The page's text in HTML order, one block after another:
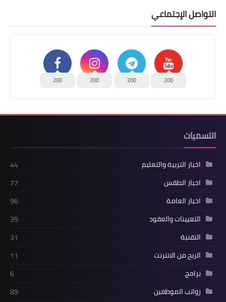
التواصل الإجتماعي
200
200
200
200
التسميات
اخبار التربية والتعليم
44
اخبار الطقس
77
اخبار العامة
96
التعيينات والعقود
39
التقنية
31
الربح من الانترنت
11
برامج
6
رواتب الموظفين
89